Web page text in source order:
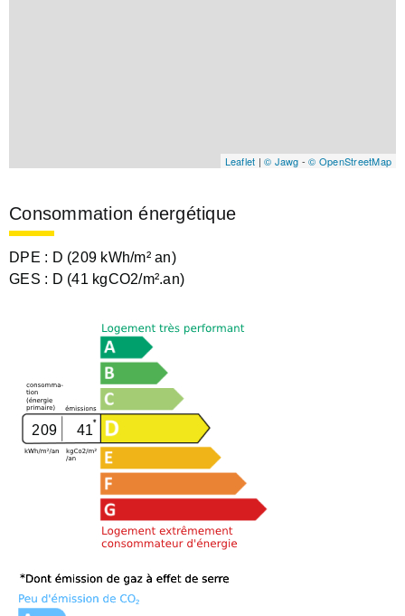
Leaflet | © Jawg -© OpenStreetMap
Consommation énergétique
DPE : D (209 kWh/m² an)
GES : D (41 kgCO2/m².an)
209 41